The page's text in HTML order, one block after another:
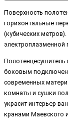
Поверхность
горизонтальные
(кубических
электроплазменной
Полотенцесушитель
боковым
современных
комнаты и сушки
украсит интерьер
кранами Маевского